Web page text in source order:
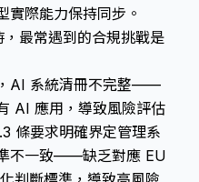
實際能力保持同步。
最常遇到的合規挑戰是
AI 系統清冊不完整——
AI 應用，導致風險評估
條要求明確界定管理系
不一致——缺乏對應 EU